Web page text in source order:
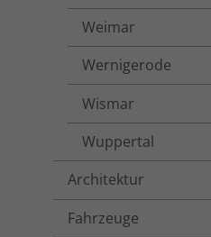
Weimar
Wernigerode
Wismar
Wuppertal
Architektur
Fahrzeuge